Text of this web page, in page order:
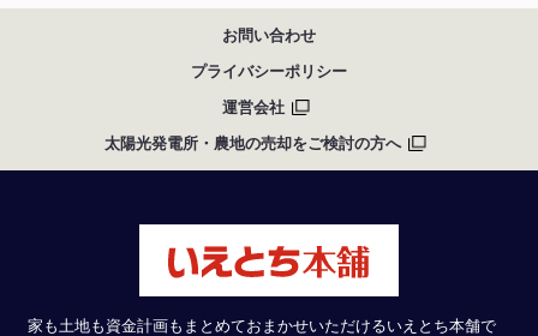
お問い合わせ
プライバシーポリシー
運営会社
太陽光発電所・農地の売却をご検討の方へ
家も土地も資金計画もまとめておまかせいただけるいえとち本舗で